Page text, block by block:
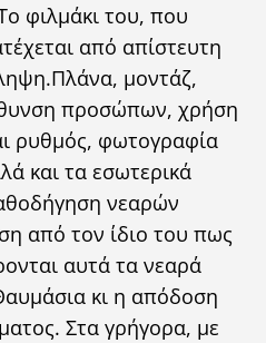
φιλμάκι του, που
από απίστευτη
μοντάζ,
προσώπων, χρήση
ρυθμός, φωτογραφία
και τα εσωτερικά
νεαρών
από τον ίδιο του πως
αυτά τα νεαρά
κι η απόδοση
Στα γρήγορα, με